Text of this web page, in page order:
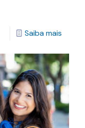
Saiba mais